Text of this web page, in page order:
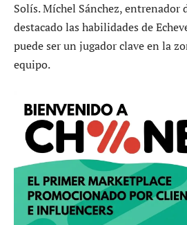
Solís. Míchel Sánchez, entrenador
destacado las habilidades de
puede ser un jugador clave en la
equipo.